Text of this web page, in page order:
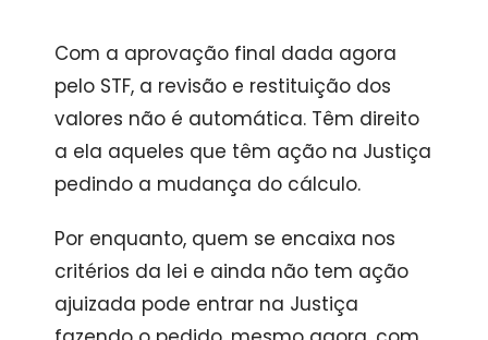
Com a aprovação final dada agora
pelo STF, a revisão e restituição dos
valores não é automática. Têm direito
a ela aqueles que têm ação na Justiça
pedindo a mudança do cálculo.
Por enquanto, quem se encaixa nos
critérios da lei e ainda não tem ação
ajuizada pode entrar na Justiça